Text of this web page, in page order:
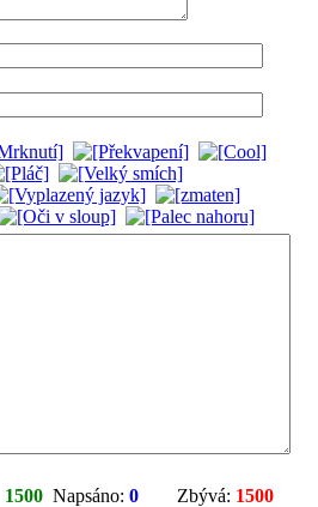
1500 Napsáno: 0 Zbývá: 1500